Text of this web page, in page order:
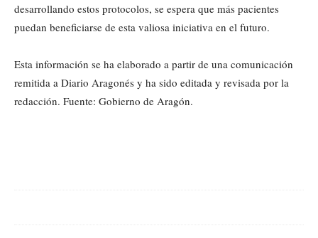
desarrollando estos protocolos, se espera que más pacientes
puedan beneficiarse de esta valiosa iniciativa en el futuro.
Esta información se ha elaborado a partir de una comunicación
remitida a Diario Aragonés y ha sido editada y revisada por la
redacción. Fuente: Gobierno de Aragón.